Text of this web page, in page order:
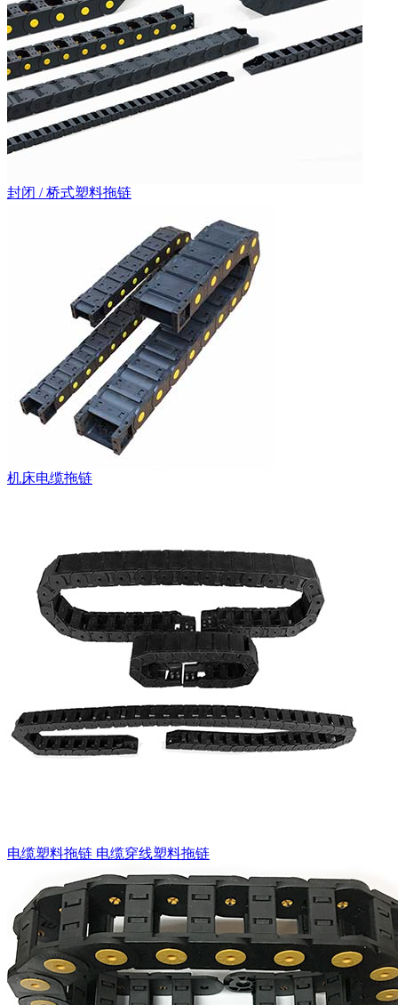
封闭 / 桥式塑料拖链
机床电缆拖链
电缆塑料拖链 电缆穿线塑料拖链